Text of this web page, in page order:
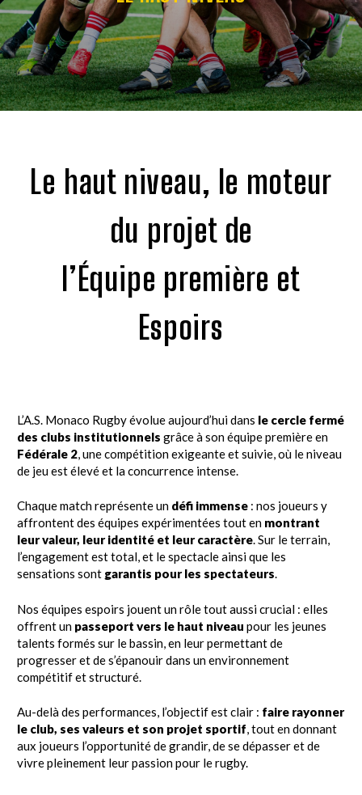
Le haut niveau, le moteur
du projet de
l’Équipe première et
Espoirs
L’A.S. Monaco Rugby évolue aujourd’hui dans le cercle fermé
des clubs institutionnels grâce à son équipe première en
Fédérale 2, une compétition exigeante et suivie, où le niveau
de jeu est élevé et la concurrence intense.
Chaque match représente un défi immense : nos joueurs y
affrontent des équipes expérimentées tout en montrant
leur valeur, leur identité et leur caractère. Sur le terrain,
l’engagement est total, et le spectacle ainsi que les
sensations sont garantis pour les spectateurs.
Nos équipes espoirs jouent un rôle tout aussi crucial : elles
offrent un passeport vers le haut niveau pour les jeunes
talents formés sur le bassin, en leur permettant de
progresser et de s’épanouir dans un environnement
compétitif et structuré.
Au-delà des performances, l’objectif est clair : faire rayonner
le club, ses valeurs et son projet sportif, tout en donnant
aux joueurs l’opportunité de grandir, de se dépasser et de
vivre pleinement leur passion pour le rugby.